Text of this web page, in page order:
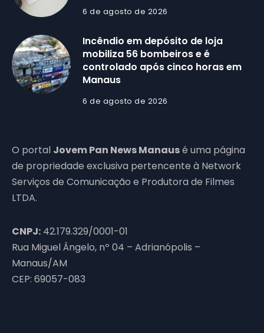
6 de agosto de 2026
Incêndio em depósito de loja
mobiliza 56 bombeiros e é
controlado após cinco horas em
Manaus
6 de agosto de 2026
O portal Jovem Pan News Manausé uma página
de propriedade exclusiva pertencente à Network
Serviços de Comunicação e Produtora de Filmes
LTDA.
CNPJ: 42.179.329/0001-01
Rua Miguel Ângelo, nº 04 – Adrianópolis –
Manaus/AM
CEP: 69057-083